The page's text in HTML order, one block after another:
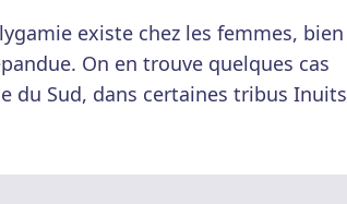
existe chez les femmes, bien
On en trouve quelques cas
du Sud, dans certaines tribus Inuits